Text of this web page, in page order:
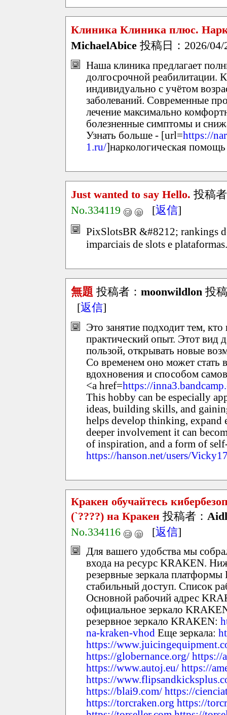
Клиника Клиника плюс.
MichaelAbice 投稿日：2026/
Наша клиника предлагает
долгосрочной реабилитации.
индивидуально с учётом
заболеваний. Современные
лечение максимально
болезненные симптомы и
Узнать больше - [url=https://
1.ru/]наркологическая
Just wanted to say Hello. 投稿
No.334119
[返信]
PixSlotsBR &#8212; rankings
imparciais de slots e plataformas.
無題 投稿者： moonwildlon 投
[返信]
Это занятие подходит тем,
практический опыт. Этот вид
пользой, открывать новые
Со временем оно может стать
вдохновения и способом
<a href=https://
This hobby can be especially
ideas, building skills, and
helps develop thinking, expand
deeper involvement it can
of inspiration, and a form of
https://hanson.net/users/
Кракен обучайтесь
(`????) на Кракен 投稿者：
No.334116
[返信]
Для вашего удобства мы
входа на ресурс KRAKEN.
резервные зеркала
стабильный доступ. Список
Основной рабочий адрес
официальное зеркало
резервное зеркало KRAKEN:
na-kraken-vhod Еще зеркала:
https://
https://globernance.org/ https://
https://www.autoj.eu/ https://
https://
https://blai9.com/ https://
https://torcraken.org https://